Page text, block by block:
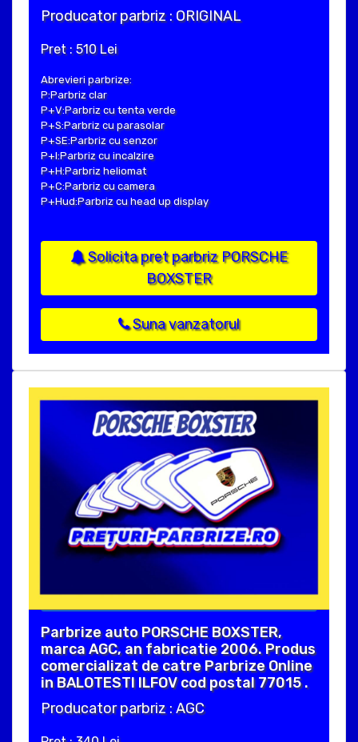
Producator parbriz : ORIGINAL
Pret : 510 Lei
Abrevieri parbrize:
P:Parbriz clar
P+V:Parbriz cu tenta verde
P+S:Parbriz cu parasolar
P+SE:Parbriz cu senzor
P+I:Parbriz cu incalzire
P+H:Parbriz heliomat
P+C:Parbriz cu camera
P+Hud:Parbriz cu head up display
Solicita pret parbriz PORSCHE
BOXSTER
Suna vanzatorul
Parbrize auto PORSCHE BOXSTER,
marca AGC, an fabricatie 2006. Produs
comercializat de catre Parbrize Online
in BALOTESTI ILFOV cod postal 77015 .
Producator parbriz : AGC